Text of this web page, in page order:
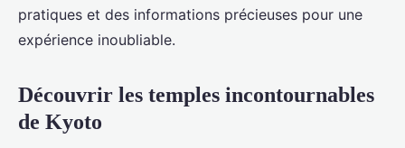
pratiques et des informations précieuses pour une
expérience inoubliable.
Découvrir les temples incontournables
de Kyoto